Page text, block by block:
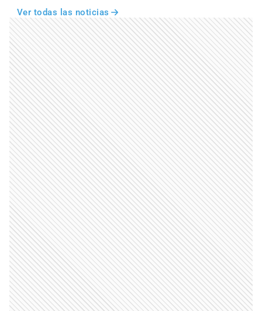
Ver todas las noticias